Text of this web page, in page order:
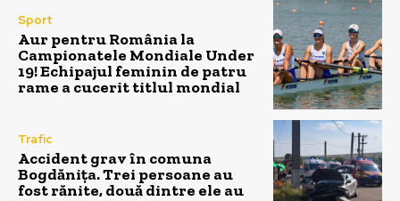
Sport
Aur pentru România la
Campionatele Mondiale Under
19! Echipajul feminin de patru
rame a cucerit titlul mondial
Trafic
Accident grav în comuna
Bogdănița. Trei persoane au
fost rănite, două dintre ele au